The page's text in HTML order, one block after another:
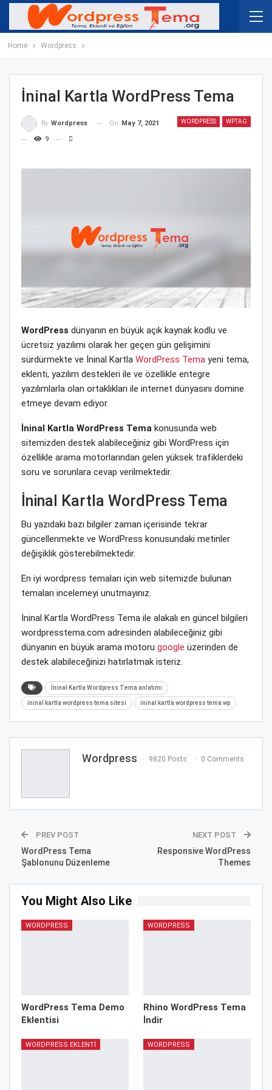
Home Wordpress
İninal Kartla WordPress Tema
WORDPRESS WPTAG
By Wordpress On May 7, 2021
9
WordPress dünyanın en büyük açık kaynak kodlu ve
ücretsiz yazılımı olarak her geçen gün gelişimini
sürdürmekte ve İninal Kartla WordPress Tema yeni tema,
eklenti, yazılım destekleri ile ve özellikle entegre
yazılımlarla olan ortaklıkları ile internet dünyasını domine
etmeye devam ediyor.
İninal Kartla WordPress Tema konusunda web
sitemizden destek alabileceğiniz gibi WordPress için
özellikle arama motorlarından gelen yüksek trafiklerdeki
soru ve sorunlara cevap verilmektedir.
İninal Kartla WordPress Tema
Bu yazıdaki bazı bilgiler zaman içerisinde tekrar
güncellenmekte ve WordPress konusundaki metinler
değişiklik gösterebilmektedir.
En iyi wordpress temaları için web sitemizde bulunan
temaları incelemeyi unutmayınız.
İninal Kartla WordPress Tema ile alakalı en güncel bilgileri
wordpresstema.com adresinden alabileceğiniz gibi
dünyanın en büyük arama motoru google üzerinden de
destek alabileceğinizi hatırlatmak isteriz.
İninal Kartla Wordpress Tema anlatımı
ininal kartla wordpress tema sitesi ininal kartla wordpress tema wp
Wordpress 9820 Posts 0 Comments
PREV POST
WordPress Tema
Şablonunu Düzenleme
NEXT POST
Responsive WordPress
Themes
You Might Also Like
WORDPRESS
WordPress Tema Demo
Eklentisi
WORDPRESS
Rhino WordPress Tema
İndir
WORDPRESS EKLENTI WORDPRESS